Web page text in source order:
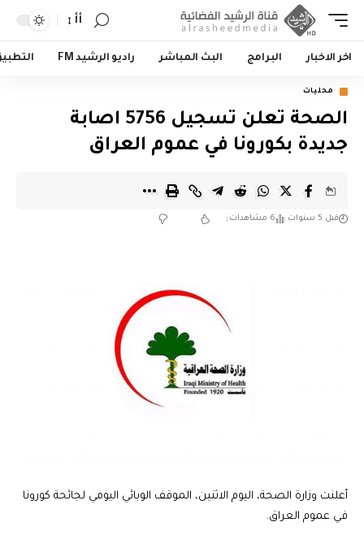
أأ
اخر الاخبار البرامج البث المباشر راديو الرشيد FM
محليات
الصحة تعلن تسجيل 5756 اصابة
جديدة بكورونا في عموم العراق
قبل 5 سنوات 6 مشاهدات
أعلنت وزارة الصحة، اليوم الاثنين، الموقف الوبائي اليومي لجائحة كورونا
في عموم العراق.